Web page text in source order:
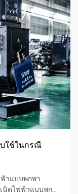
บใช้ในกรณี
ฟ้าแบบพกพา
นิดไฟฟ้าแบบพก